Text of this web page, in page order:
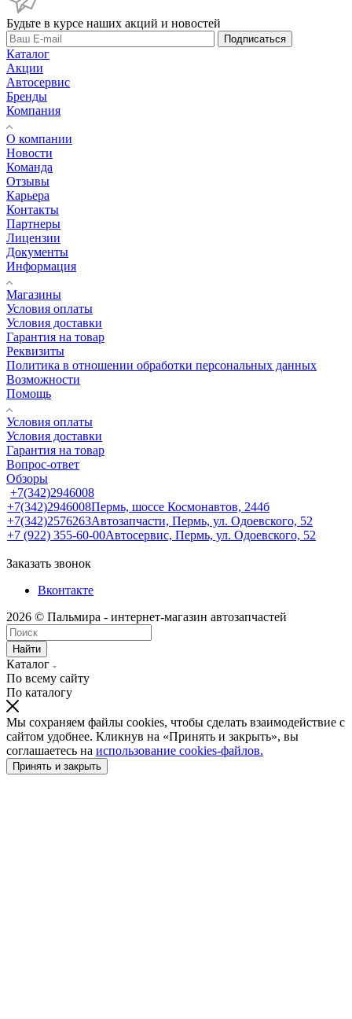
Будьте в курсе наших акций и новостей
Подписаться
Каталог
Акции
Автосервис
Бренды
Компания
О компании
Новости
Команда
Отзывы
Карьера
Контакты
Партнеры
Лицензии
Документы
Информация
Магазины
Условия оплаты
Условия доставки
Гарантия на товар
Реквизиты
Политика в отношении обработки персональных данных
Возможности
Помощь
Условия оплаты
Условия доставки
Гарантия на товар
Вопрос-ответ
Обзоры
+7(342)2946008
+7(342)2946008Пермь, шоссе Космонавтов, 244б
+7(342)2576263Автозапчасти, Пермь, ул. Одоевского, 52
+7 (922) 355-60-00Автосервис, Пермь, ул. Одоевского, 52
Заказать звонок
Вконтакте
2026 © Пальмира - интернет-магазин автозапчастей
Найти
Каталог
По всему сайту
По каталогу
Мы сохраняем файлы cookies, чтобы сделать взаимодействие с
сайтом удобнее. Кликнув на «Принять и закрыть», вы
соглашаетесь на использование cookies-файлов.
Принять и закрыть